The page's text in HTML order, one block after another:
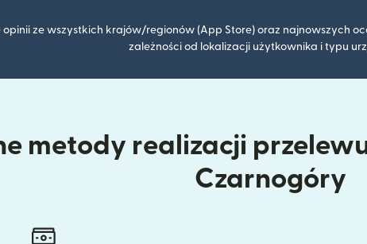
ze wszystkich krajów/regionów (App Store) oraz najnowszych
zależności od lokalizacji użytkownika i typu
metody realizacji
Czarnogóry